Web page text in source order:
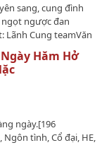
mang ảo tưởng,
dịu dàng ấm áp
hai tâm tư này, Cố
sau đó, toàn bộ
đều táng thân
nhu tình mật ý với
Sương phát hiện lời
non hẹn biển gì cũng
quang, cưới một
hộ đối.Cố Thanh
Nếu ngoài cung đã
sang, cung đình
ngược đan
Lãnh Cung teamVăn
kế một lòng, hậu
thủ đoạn đều là
giết người, giấu
lại hoặc là mỹ nhân
bước bước thận trọng.
đi tới đỉnh.…
Hăm Hở
ngày.[196
tình, Cổ đại, HE,